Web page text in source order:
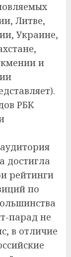
Литве,
Украине,
и
РБК
достигла
рейтинги
по
парад не
в отличие